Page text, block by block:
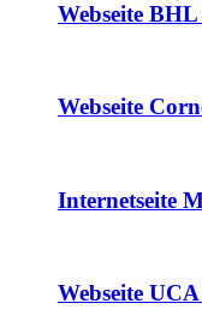
Webseite
Webseite
Internetseite
Webseite